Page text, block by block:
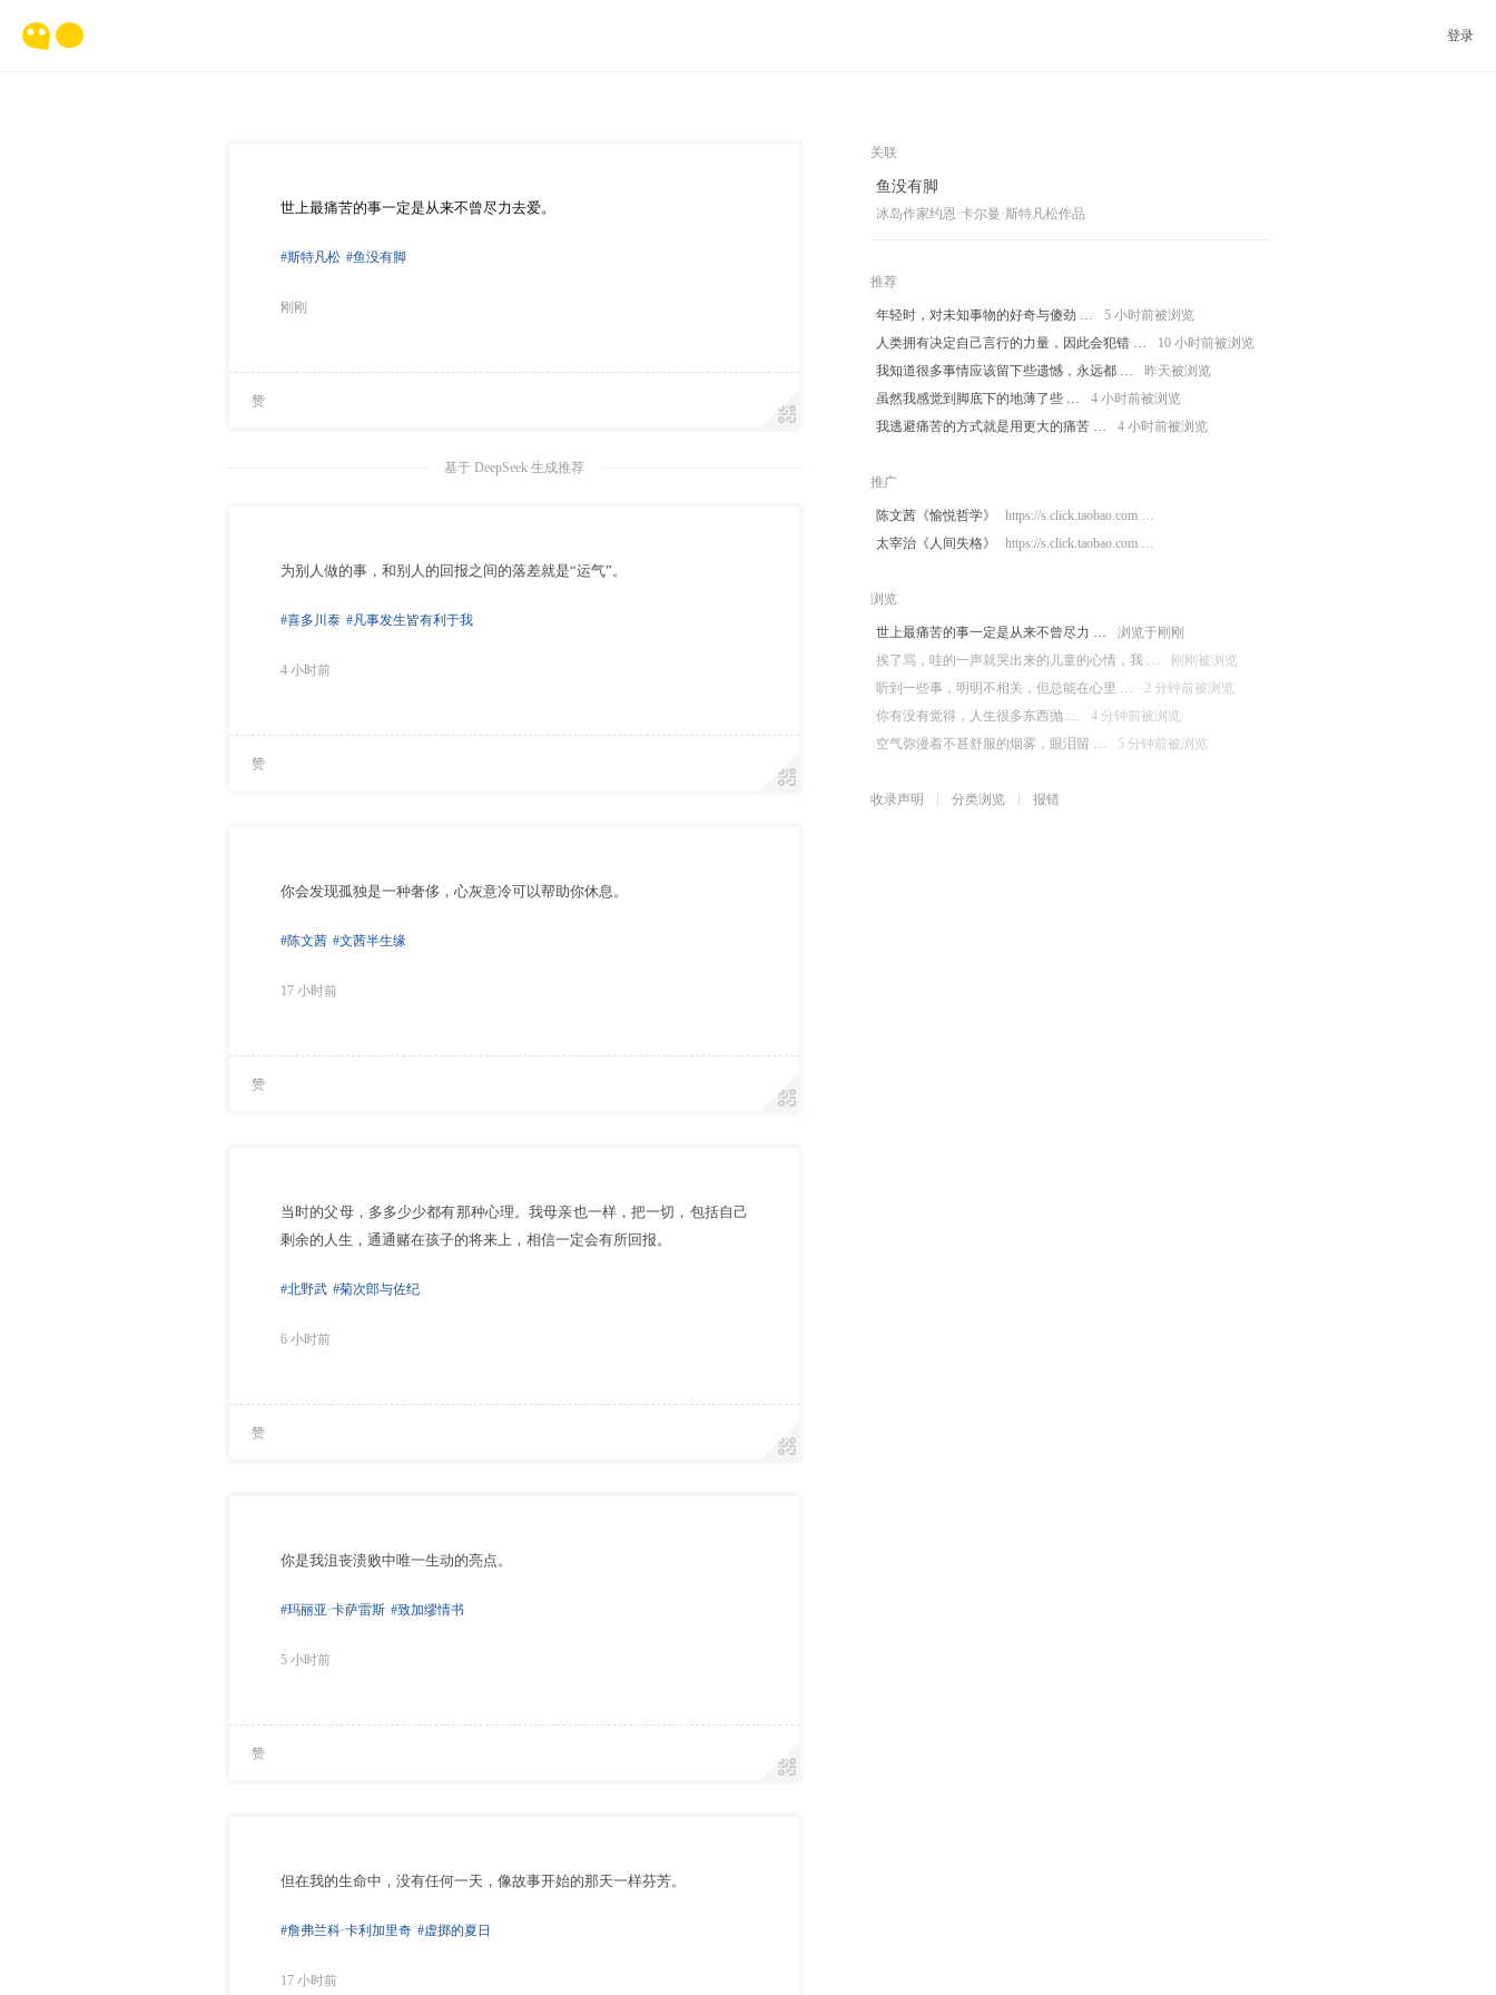
登录
世上最痛苦的事一定是从来不曾尽力去爱。
#斯特凡松 #鱼没有脚
刚刚
赞
基于 DeepSeek 生成推荐
为别人做的事，和别人的回报之间的落差就是“运气”。
#喜多川泰 #凡事发生皆有利于我
4 小时前
赞
你会发现孤独是一种奢侈，心灰意冷可以帮助你休息。
#陈文茜 #文茜半生缘
17 小时前
赞
当时的父母，多多少少都有那种心理。我母亲也一样，把一切，包括自己
剩余的人生，通通赌在孩子的将来上，相信一定会有所回报。
#北野武 #菊次郎与佐纪
6 小时前
赞
你是我沮丧溃败中唯一生动的亮点。
#玛丽亚·卡萨雷斯 #致加缪情书
5 小时前
赞
但在我的生命中，没有任何一天，像故事开始的那天一样芬芳。
#詹弗兰科·卡利加里奇 #虚掷的夏日
17 小时前
关联
鱼没有脚
冰岛作家约恩·卡尔曼·斯特凡松作品
推荐
年轻时，对未知事物的好奇与傻劲 …
5 小时前被浏览
人类拥有决定自己言行的力量，因此会犯错 …
10 小时前被浏览
我知道很多事情应该留下些遗憾，永远都 …
昨天被浏览
虽然我感觉到脚底下的地薄了些 …
4 小时前被浏览
我逃避痛苦的方式就是用更大的痛苦 …
4 小时前被浏览
推广
陈文茜《愉悦哲学》
https://s.click.taobao.com …
太宰治《人间失格》
https://s.click.taobao.com …
浏览
世上最痛苦的事一定是从来不曾尽力 …
浏览于刚刚
挨了骂，哇的一声就哭出来的儿童的心情，我 …
刚刚被浏览
听到一些事，明明不相关，但总能在心里 …
2 分钟前被浏览
你有没有觉得，人生很多东西抛 …
4 分钟前被浏览
空气弥漫着不甚舒服的烟雾，眼泪留 …
5 分钟前被浏览
收录声明 分类浏览 报错